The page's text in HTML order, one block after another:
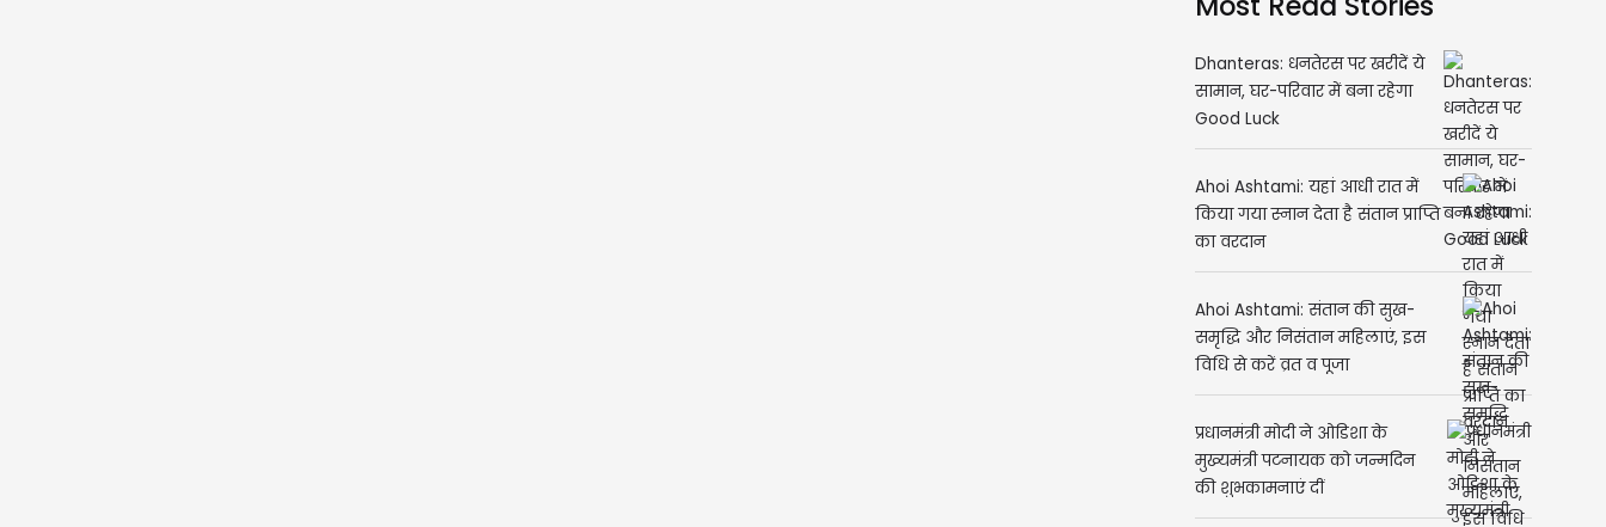
Most Read Stories
Dhanteras: धनतेरस पर खरीदें ये
सामान, घर-परिवार में बना रहेगा
Ahoi Ashtami: यहां आधी रात में
किया गया स्नान देता है संतान प्राप्ति
Ahoi Ashtami: संतान की सुख-
समृद्धि और निसंतान महिलाएं, इस
विधि से करें व्रत व पूजा
प्रधानमंत्री मोदी ने ओडिशा के
मुख्यमंत्री पटनायक को जन्मदिन